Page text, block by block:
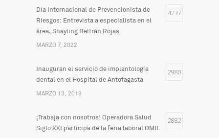
Día Internacional de Prevencionista de
Riesgos: Entrevista a especialista en el
área, Shayling Beltrán Rojas
4237
MARZO 7, 2022
Inauguran el servicio de implantología
dental en el Hospital de Antofagasta
2980
MARZO 13, 2019
¡Trabaja con nosotros! Operadora Salud
Siglo XXI participa de la feria laboral OMIL
2882